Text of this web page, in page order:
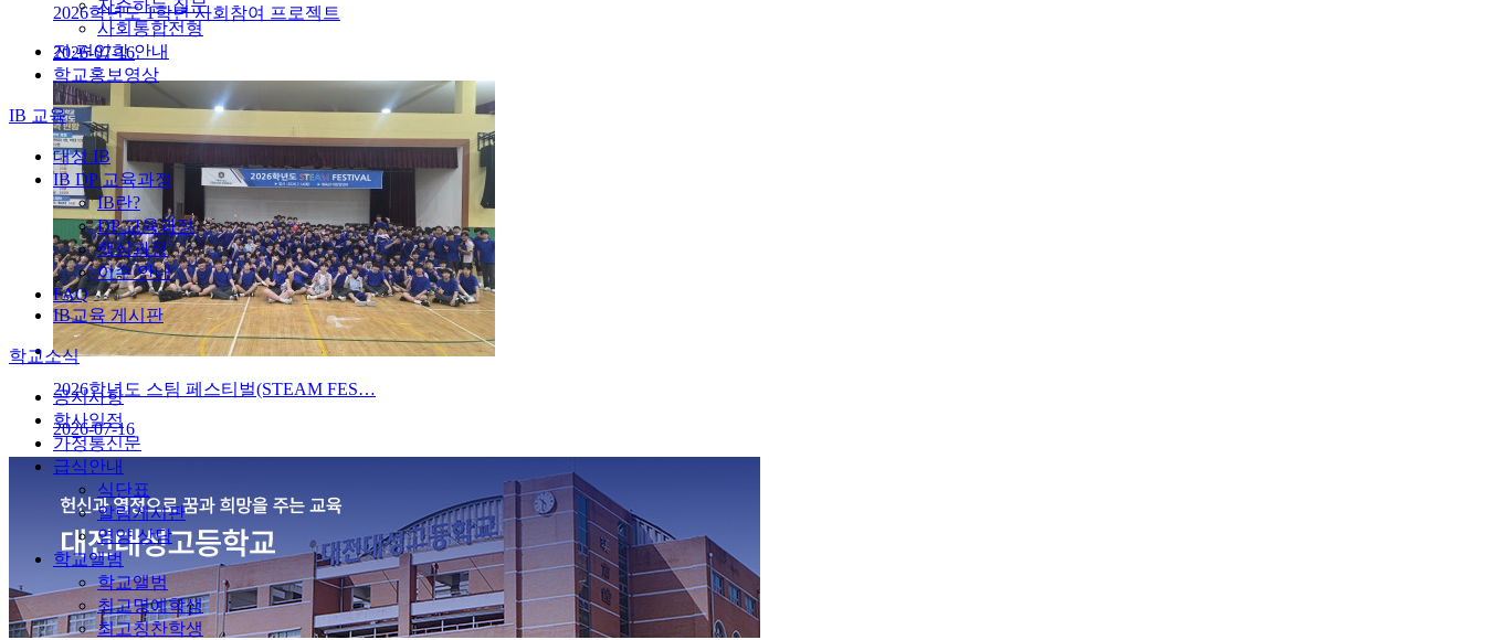
자주하는 질문
사회통합전형
전·편입학 안내
학교홍보영상
IB 교육
대성 IB
IB DP 교육과정
IB란?
DP 교육과정
핵심과정
이수 안내
FAQ
IB교육 게시판
학교소식
공지사항
학사일정
가정통신문
급식안내
식단표
알림게시판
영양 상담
학교앨범
학교앨범
최고명예학생
최고칭찬학생
2026학년도 1학년 사회참여 프로젝트
2026-07-16
2026학년도 스팀 페스티벌(STEAM FES…
2026-07-16